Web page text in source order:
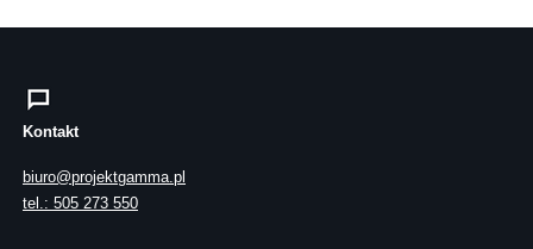
Kontakt
biuro@projektgamma.pl
tel.: 505 273 550